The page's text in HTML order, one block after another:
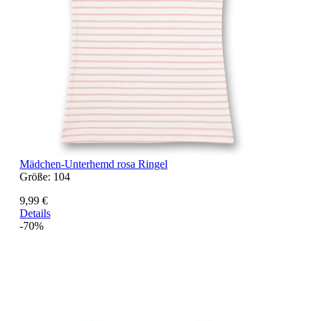
Mädchen-Unterhemd rosa Ringel
Größe: 104
9,99 €
Details
-70%